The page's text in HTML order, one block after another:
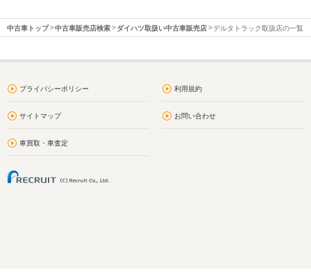
中古車トップ 中古車販売店検索 ダイハツ取扱い中古車販売店 デルタトラック取扱店の一覧
プライバシーポリシー 利用規約
サイトマップ お問い合わせ
車買取・車査定